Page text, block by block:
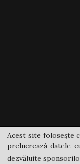
Acest site folosește
prelucrează datele
dezvăluite